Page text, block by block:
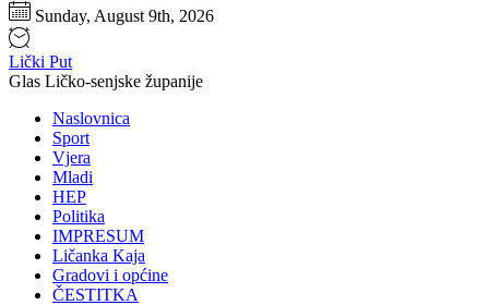
Sunday, August 9th, 2026
Lički Put
Glas Ličko-senjske županije
Naslovnica
Sport
Vjera
Mladi
HEP
Politika
IMPRESUM
Ličanka Kaja
Gradovi i općine
ČESTITKA